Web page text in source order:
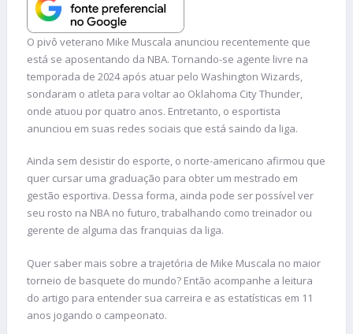
O pivô veterano Mike Muscala anunciou recentemente que
está se aposentando da NBA. Tornando-se agente livre na
temporada de 2024 após atuar pelo Washington Wizards,
sondaram o atleta para voltar ao Oklahoma City Thunder,
onde atuou por quatro anos. Entretanto, o esportista
anunciou em suas redes sociais que está saindo da liga.
Ainda sem desistir do esporte, o norte-americano afirmou que
quer cursar uma graduação para obter um mestrado em
gestão esportiva. Dessa forma, ainda pode ser possível ver
seu rosto na NBA no futuro, trabalhando como treinador ou
gerente de alguma das franquias da liga.
Quer saber mais sobre a trajetória de Mike Muscala no maior
torneio de basquete do mundo? Então acompanhe a leitura
do artigo para entender sua carreira e as estatísticas em 11
anos jogando o campeonato.